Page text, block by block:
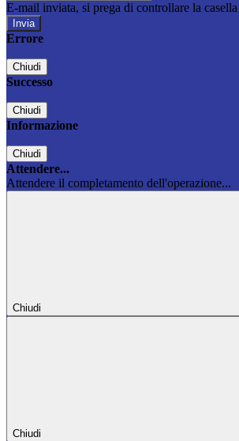
E-mail inviata, si prega di controllare la
Errore
Chiudi
Successo
Chiudi
Informazione
Chiudi
Attendere...
Attendere il completamento dell'operazione...
Chiudi
Chiudi